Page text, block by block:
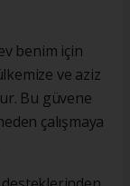
benim için
ve aziz
Bu güvene
çalışmaya